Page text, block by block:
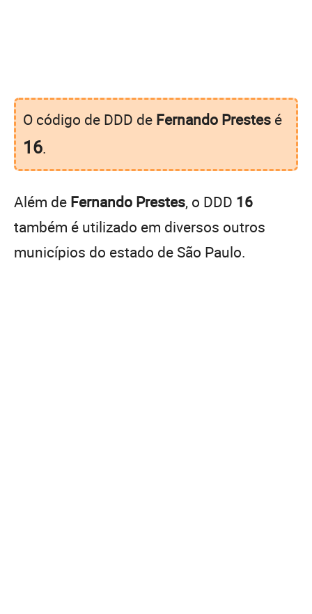
O código de DDD de Fernando Prestes é
16.
Além de Fernando Prestes, o DDD 16
também é utilizado em diversos outros
municípios do estado de São Paulo.